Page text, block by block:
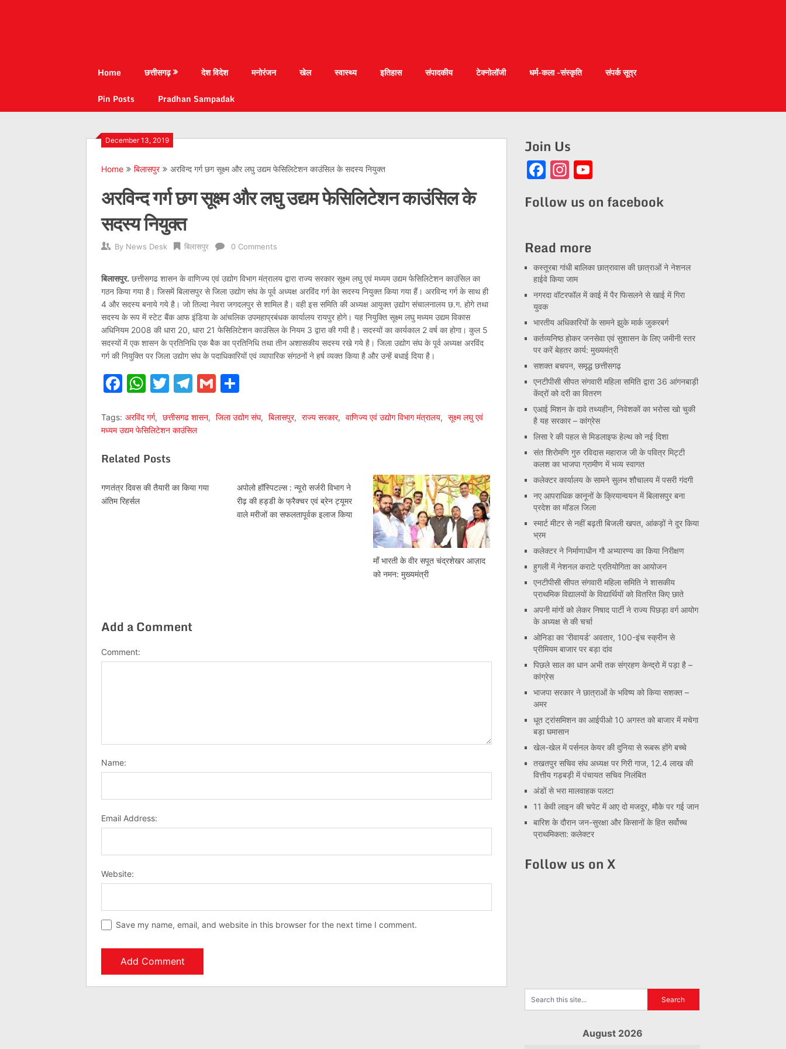
Home छत्तीसगढ़ देश विदेश मनोरंजन खेल स्वास्थ्य इतिहास संपादकीय टेक्नोलॉजी धर्म-कला -संस्कृति
संपर्क सूत्र
Pin Posts
Pradhan Sampadak
December 13, 2019
Home बिलासपुर अरविन्द गर्ग छग सूक्ष्म और लघु उद्यम फेसिलिटेशन काउंसिल के सदस्य नियुक्त
अरविन्द गर्ग छग सूक्ष्म और लघु उद्यम फेसिलिटेशन काउंसिल के
सदस्य नियुक्त
By News Desk बिलासपुर 0 Comments
बिलासपुर. छत्तीसगढ शासन के वाणिज्य एवं उद्योग विभाग मंत्रालय द्वारा राज्य सरकार सूक्ष्म लघु एवं मध्यम उद्यम फेसिलिटेशन काउंसिल का
गठन किया गया है। जिसमें बिलासपुर से जिला उद्योग संघ के पूर्व अध्यक्ष अरविंद गर्ग केा सदस्य नियुक्त किया गया हैं। अरविन्द गर्ग के साथ ही
4 और सदस्य बनाये गये है। जो तिल्दा नेवरा जगदलपुर से शामिल है। वही इस समिति की अध्यक्ष आयुक्त उ़द्योग संचालनालय छ.ग. होगे तथा
सदस्य के रूप में स्टेट बैंक आफ इंडिया के आंचलिक उपमहाप्रबंधक कार्यालय रायपुर होगे। यह नियुक्ति सूक्ष्म लघु मध्यम उद्यम विकास
अधिनियम 2008 की धारा 20, धारा 21 फेसिलिटेशन काउंसिल के नियम 3 द्वारा की गयी है। सदस्यों का कार्यकाल 2 वर्ष का होगा। कुल 5
सदस्यों में एक शासन के प्रतिनिधि एक बैक का प्रतिनिधि तथा तीन अशासकीय सदस्य रखे गये है। जिला उद्योग संघ के पूर्व अध्यक्ष अरविंद
गर्ग की नियुक्ति पर जिला उद्योग संघ के पदाधिकारियों एवं व्यापारिक संगठनों ने हर्ष व्यक्त किया है और उन्हें बधाई दिया है।
Facebook
WhatsApp
Twitter
Telegram
Gmail
Tags: अरविंद गर्ग, छत्तीसगढ शासन, जिला उद्योग संघ, बिलासपुर, राज्य सरकार, वाणिज्य एवं उद्योग विभाग मंत्रालय, सूक्ष्म लघु एवं
मध्यम उद्यम फेसिलिटेशन काउंसिल
Related Posts
गणतंत्र दिवस की तैयारी का किया गया
अंतिम रिहर्सल
अपोलो हॉस्पिटल्स : न्यूरो सर्जरी विभाग ने
रीढ़ की हड्डी के फ्रैक्चर एवं ब्रेन ट्यूमर
वाले मरीजों का सफलतापूर्वक इलाज किया
माँ भारती के वीर सपूत चंद्रशेखर आज़ाद
को नमन: मुख्यमंत्री
Add a Comment
Comment:
Name:
Email Address:
Website:
Save my name, email, and website in this browser for the next time I comment.
Join Us
Facebook
Instagram
Follow us on facebook
Read more
कस्तूरबा गांधी बालिका छात्रावास की छात्राओं ने नेशनल
हाईवे किया जाम
नगरदा वॉटरफॉल में काई में पैर फिसलने से खाई में गिरा
युवक
भारतीय अधिकारियों के सामने झुके मार्क जुकरबर्ग
कर्तव्यनिष्ठ होकर जनसेवा एवं सुशासन के लिए जमीनी स्तर
पर करें बेहतर कार्य: मुख्यमंत्री
सशक्त बचपन, समृद्ध छत्तीसगढ़
एनटीपीसी सीपत संगवारी महिला समिति द्वारा 36 आंगनबाड़ी
केंद्रों को दरी का वितरण
एआई मिशन के दावे तथ्यहीन, निवेशकों का भरोसा खो चुकी
है यह सरकार – कांग्रेस
लिसा रे की पहल से मिडलाइफ हेल्थ को नई दिशा
संत शिरोमणि गुरु रविदास महाराज जी के पवित्र मिट्टी
कलश का भाजपा ग्रामीण में भव्य स्वागत
कलेक्टर कार्यालय के सामने सुलभ शौचालय में पसरी गंदगी
नए आपराधिक कानूनों के क्रियान्वयन में बिलासपुर बना
प्रदेश का मॉडल जिला
स्मार्ट मीटर से नहीं बढ़ती बिजली खपत, आंकड़ों ने दूर किया
भ्रम
कलेक्टर ने निर्माणाधीन गौ अभ्यारण्य का किया निरीक्षण
हुगली में नेशनल कराटे प्रतियोगिता का आयोजन
एनटीपीसी सीपत संगवारी महिला समिति ने शासकीय
प्राथमिक विद्यालयों के विद्यार्थियों को वितरित किए छाते
अपनी मांगों को लेकर निषाद पार्टी ने राज्य पिछड़ा वर्ग आयोग
के अध्यक्ष से की चर्चा
ओनिडा का ‘रीवायर्ड’ अवतार, 100-इंच स्क्रीन से
प्रीमियम बाजार पर बड़ा दांव
पिछले साल का धान अभी तक संग्रहण केन्द्रो में पड़ा है –
कांग्रेस
भाजपा सरकार ने छात्राओं के भविष्य को किया सशक्त –
अमर
धूत ट्रांसमिशन का आईपीओ 10 अगस्त को बाजार में मचेगा
बड़ा घमासान
खेल-खेल में पर्सनल केयर की दुनिया से रूबरू होंगे बच्चे
तखतपुर सचिव संघ अध्यक्ष पर गिरी गाज, 12.4 लाख की
वित्तीय गड़बड़ी में पंचायत सचिव निलंबित
अंडों से भरा मालवाहक पलटा
11 केवी लाइन की चपेट में आए दो मजदूर, मौके पर गई जान
बारिश के दौरान जन-सुरक्षा और किसानों के हित सर्वोच्च
प्राथमिकता: कलेक्टर
Follow us on X
August 2026